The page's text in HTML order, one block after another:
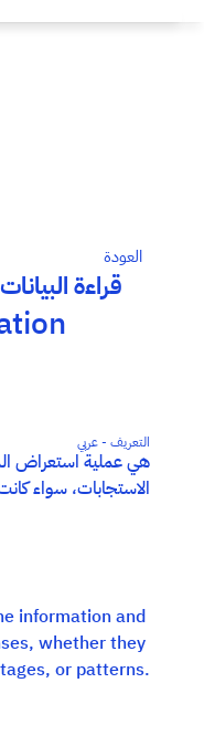
العودة
قراءة البيانات
التعريف - عربي
الاستجابات، سواء كانت
information and
whether they
or patterns.